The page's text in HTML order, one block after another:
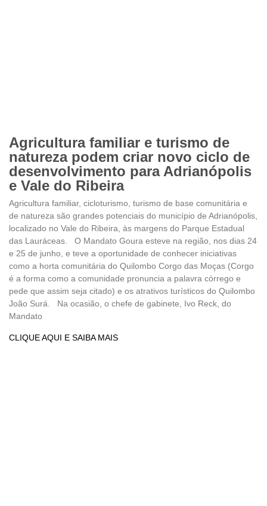
Agricultura familiar e turismo de
natureza podem criar novo ciclo de
desenvolvimento para Adrianópolis
e Vale do Ribeira
Agricultura familiar, cicloturismo, turismo de base comunitária e
de natureza são grandes potenciais do município de Adrianópolis,
localizado no Vale do Ribeira, às margens do Parque Estadual
das Lauráceas. O Mandato Goura esteve na região, nos dias 24
e 25 de junho, e teve a oportunidade de conhecer iniciativas
como a horta comunitária do Quilombo Corgo das Moças (Corgo
é a forma como a comunidade pronuncia a palavra córrego e
pede que assim seja citado) e os atrativos turísticos do Quilombo
João Surá. Na ocasião, o chefe de gabinete, Ivo Reck, do
Mandato
CLIQUE AQUI E SAIBA MAIS